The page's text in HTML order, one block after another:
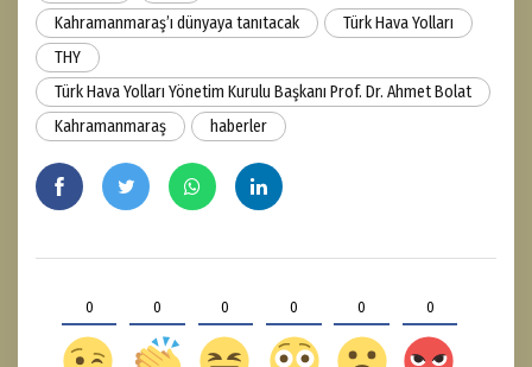
Kahramanmaraş’ı dünyaya tanıtacak
Türk Hava Yolları
THY
Türk Hava Yolları Yönetim Kurulu Başkanı Prof. Dr. Ahmet Bolat
Kahramanmaraş
haberler
0 0 0 0 0 0